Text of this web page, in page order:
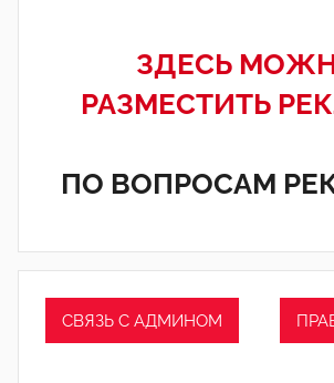
ЗДЕСЬ
РАЗМЕСТИТЬ
ПО ВОПРОСАМ
СВЯЗЬ С АДМИНОМ